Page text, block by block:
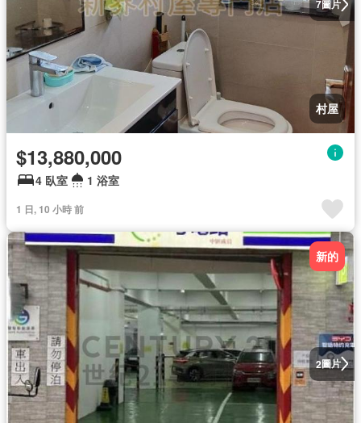
7圖片
村屋
$13,880,000
4 臥室 1 浴室
1 日, 10 小時 前
2圖片
新的